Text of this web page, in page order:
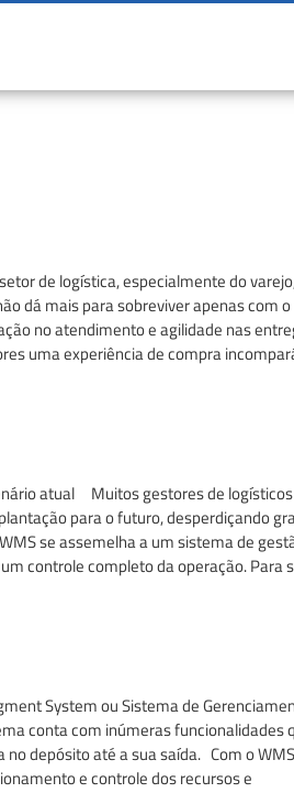
de logística, especialmente do
dá mais para sobreviver apenas com
no atendimento e agilidade nas
uma experiência de compra
atual Muitos gestores de
para o futuro, desperdiçando
se assemelha a um sistema de
controle completo da operação. Para
System ou Sistema de
conta com inúmeras funcionalidades
depósito até a sua saída. Com o
e controle dos recursos e